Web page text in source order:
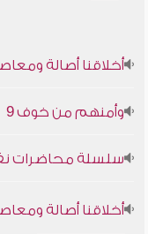
أخلاقنا أصالة
وأمنهم من خوف 9
سلسلة محاضرات
أخلاقنا أصالة